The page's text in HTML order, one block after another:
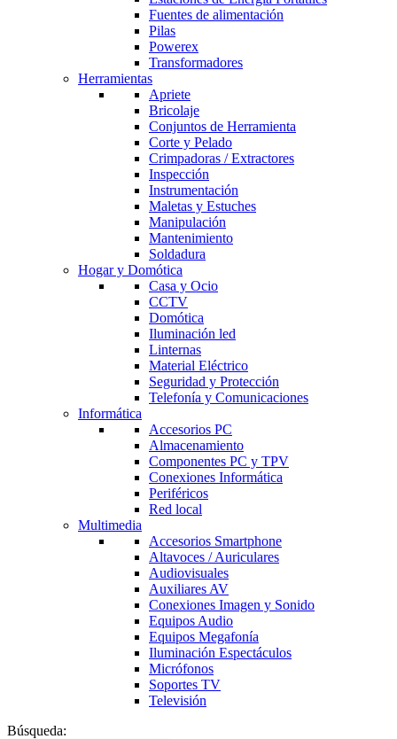
Fuentes de alimentación
Pilas
Powerex
Transformadores
Herramientas
Apriete
Bricolaje
Conjuntos de Herramienta
Corte y Pelado
Crimpadoras / Extractores
Inspección
Instrumentación
Maletas y Estuches
Manipulación
Mantenimiento
Soldadura
Hogar y Domótica
Casa y Ocio
CCTV
Domótica
Iluminación led
Linternas
Material Eléctrico
Seguridad y Protección
Telefonía y Comunicaciones
Informática
Accesorios PC
Almacenamiento
Componentes PC y TPV
Conexiones Informática
Periféricos
Red local
Multimedia
Accesorios Smartphone
Altavoces / Auriculares
Audiovisuales
Auxiliares AV
Conexiones Imagen y Sonido
Equipos Audio
Equipos Megafonía
Iluminación Espectáculos
Micrófonos
Soportes TV
Televisión
Búsqueda: